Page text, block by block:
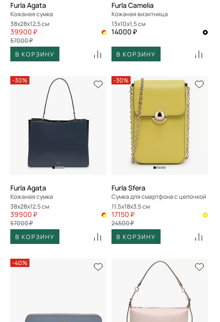
Furla Agata
Кожаная сумка
38x28x12,5 см
39900 ₽
57000 ₽
В КОРЗИНУ
Furla Camelia
Кожаная визитница
13x10x1,5 см
14000 ₽
В КОРЗИНУ
-30%
Furla Agata
Кожаная сумка
38x28x12,5 см
39900 ₽
57000 ₽
В КОРЗИНУ
-30%
Furla Sfera
Сумка для смартфона с цепочкой
11,5x18x3,5 см
17150 ₽
24500 ₽
В КОРЗИНУ
-40%